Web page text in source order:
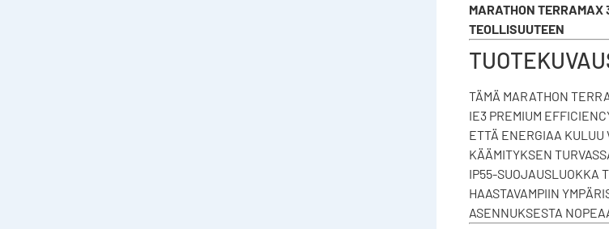
MARATHON TERRAMAX
TEOLLISUUTEEN
TÄMÄ MARATHON
IE3 PREMIUM
ETTÄ ENERGIAA KULUU
KÄÄMITYKSEN
IP55-SUOJAUSLUOKKA
HAASTAVAMPIIN
ASENNUKSESTA